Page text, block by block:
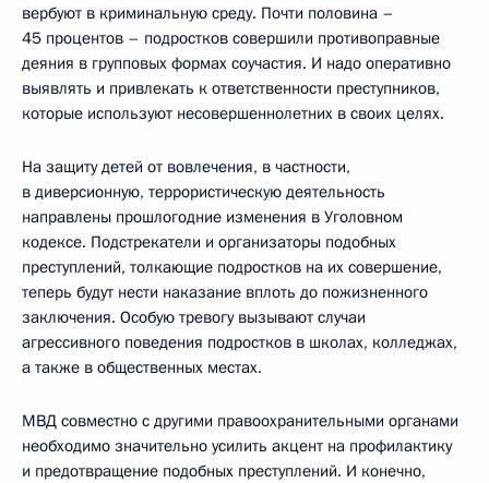
вербуют в криминальную среду. Почти половина –
45 процентов – подростков совершили противоправные
деяния в групповых формах соучастия. И надо оперативно
выявлять и привлекать к ответственности преступников,
которые используют несовершеннолетних в своих целях.
На защиту детей от вовлечения, в частности,
в диверсионную, террористическую деятельность
направлены прошлогодние изменения в Уголовном
кодексе. Подстрекатели и организаторы подобных
преступлений, толкающие подростков на их совершение,
теперь будут нести наказание вплоть до пожизненного
заключения. Особую тревогу вызывают случаи
агрессивного поведения подростков в школах, колледжах,
а также в общественных местах.
МВД совместно с другими правоохранительными органами
необходимо значительно усилить акцент на профилактику
и предотвращение подобных преступлений. И конечно,